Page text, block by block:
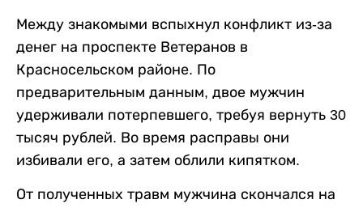
Между знакомыми вспыхнул конфликт из-за
денег на проспекте Ветеранов в
Красносельском районе. По
предварительным данным, двое мужчин
удерживали потерпевшего, требуя вернуть 30
тысяч рублей. Во время расправы они
избивали его, а затем облили кипятком.
От полученных травм мужчина скончался на